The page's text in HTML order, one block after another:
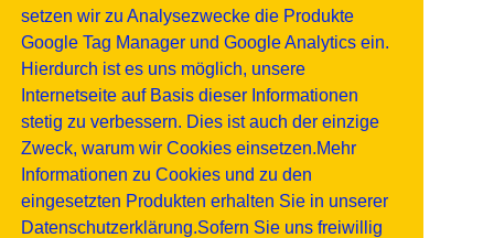
setzen wir zu Analysezwecke die Produkte
Google Tag Manager und Google Analytics ein.
Hierdurch ist es uns möglich, unsere
Internetseite auf Basis dieser Informationen
stetig zu verbessern. Dies ist auch der einzige
Zweck, warum wir Cookies einsetzen.Mehr
Informationen zu Cookies und zu den
eingesetzten Produkten erhalten Sie in unserer
Datenschutzerklärung.Sofern Sie uns freiwillig